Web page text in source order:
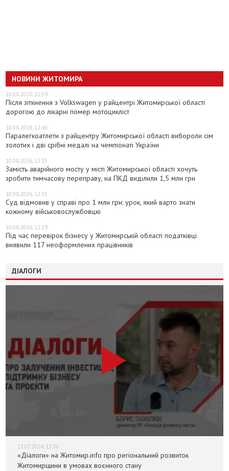
НОВИНИ ЖИТОМИРА
10.08.2026, 12:59
Після зіткнення з Volkswagen у райцентрі Житомирської області
дорогою до лікарні помер мотоцикліст
10.08.2026, 12:46
Паралегкоатлети з райцентру Житомирської області вибороли сім
золотих і дві срібні медалі на чемпіонаті України
10.08.2026, 12:35
Замість аварійного мосту у місті Житомирської області хочуть
зробити тимчасову переправу, на ПКД виділили 1,5 млн грн
10.08.2026, 12:35
Суд відмовив у справі про 1 млн грн: урок, який варто знати
кожному військовослужбовцю
10.08.2026, 12:29
Під час перевірок бізнесу у Житомирській області податківці
виявили 117 неоформлених працівників
ДІАЛОГИ
12.07.2024, 12:36
«Діалоги» на Житомир.info про регіональний розвиток
Житомирщини в умовах воєнного стану